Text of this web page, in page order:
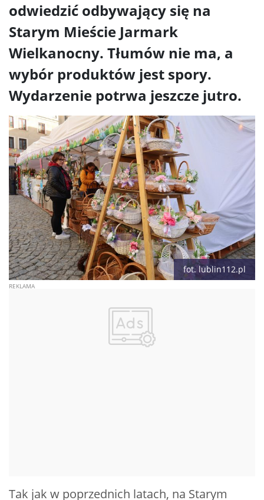
odwiedzić odbywający się na
Starym Mieście Jarmark
Wielkanocny. Tłumów nie ma, a
wybór produktów jest spory.
Wydarzenie potrwa jeszcze jutro.
fot. lublin112.pl
Tak jak w poprzednich latach, na Starym